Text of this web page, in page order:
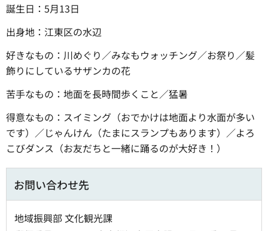
誕生日：5月13日
出身地：江東区の水辺
好きなもの：川めぐり／みなもウォッチング／お祭り／髪
飾りにしているサザンカの花
苦手なもの：地面を長時間歩くこと／猛暑
得意なもの：スイミング（おでかけは地面より水面が多い
です）／じゃんけん（たまにスランプもあります）／よろ
こびダンス（お友だちと一緒に踊るのが大好き！）
お問い合わせ先
地域振興部 文化観光課